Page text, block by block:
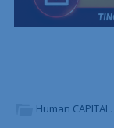
Human CAPITAL.